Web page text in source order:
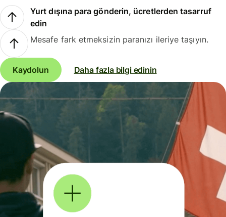
Yurt dışına para gönderin, ücretlerden tasarruf
edin
Mesafe fark etmeksizin paranızı ileriye taşıyın.
Kaydolun Daha fazla bilgi edinin